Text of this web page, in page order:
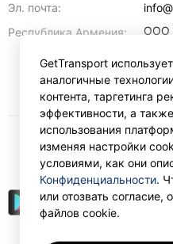
Эл. почта:
Республика Армения:
ООО
RUB
GetTransport
аналогичные
контента, таргетинга
эффективности, а
использования
изменяя настройки
условиями, как они
Конфиденциальности.
или отозвать согласие,
файлов cookie.